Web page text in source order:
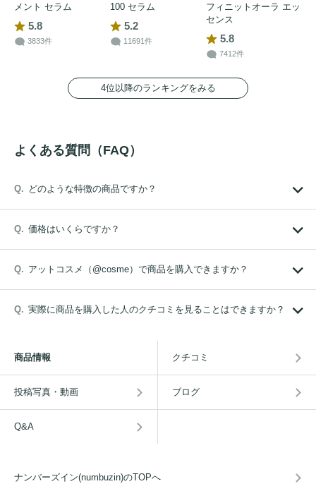
メント セラム
5.8
3833件
100 セラム
5.2
11691件
フィニットオーラ エッ
センス
5.8
7412件
4位以降のランキングをみる
よくある質問（FAQ）
どのような特徴の商品ですか？
価格はいくらですか？
アットコスメ（@cosme）で商品を購入できますか？
実際に商品を購入した人のクチコミを見ることはできますか？
商品情報 クチコミ
投稿写真・動画 ブログ
Q&A
ナンバーズイン(numbuzin)のTOPへ